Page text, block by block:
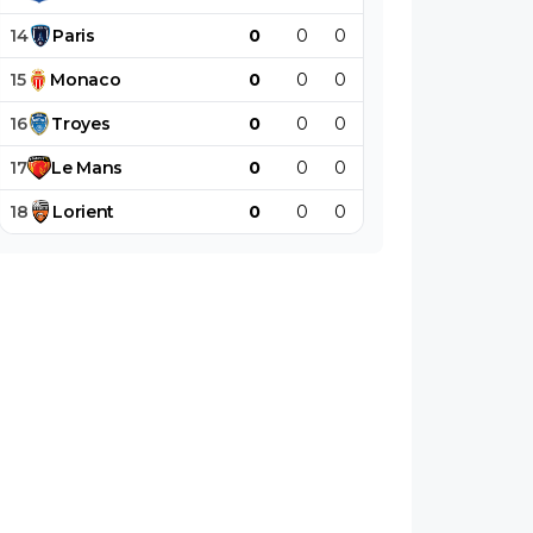
14 Paris 0 0 0
15 Monaco 0 0 0
16 Troyes 0 0 0
17 Le Mans 0 0 0
18 Lorient 0 0 0